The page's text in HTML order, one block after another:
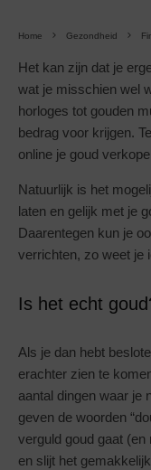
Home Gezondheid
Het kan zijn dat je
wat je misschien wel
horloges tot gouden
bedrag voor krijgen.
online je goud
Natuurlijk is het
laten en gelijk met je
Daarentegen kun je
verrichten, zo weet je
Is het echt
Als je dan hebt
erachter zien te
aantal dingen waar je
geven de woorden
verguld goud gaat
en slijt het